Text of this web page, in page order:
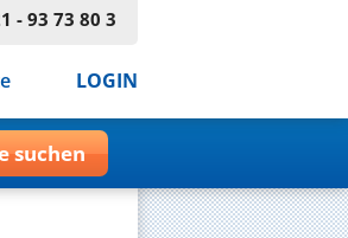
- 93 73 80 3
LOGIN